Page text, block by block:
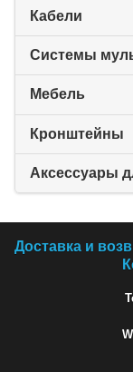
Кабели
Системы
Мебель
Кронштейны
Аксессуары
Доставка и